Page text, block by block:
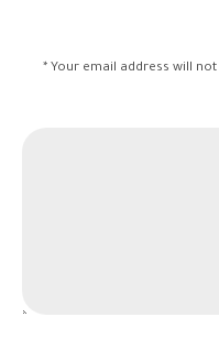
Your email address will not